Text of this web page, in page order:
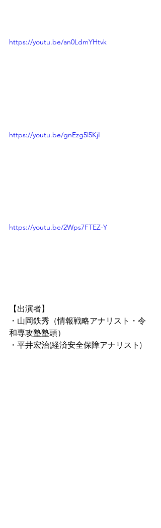
https://youtu.be/an0LdmYHtvk
https://youtu.be/gnEzg5l5KjI
https://youtu.be/2Wps7FTEZ-Y
【出演者】
・山岡鉄秀（情報戦略アナリスト・令
和専攻塾塾頭）
・平井宏治(経済安全保障アナリスト)